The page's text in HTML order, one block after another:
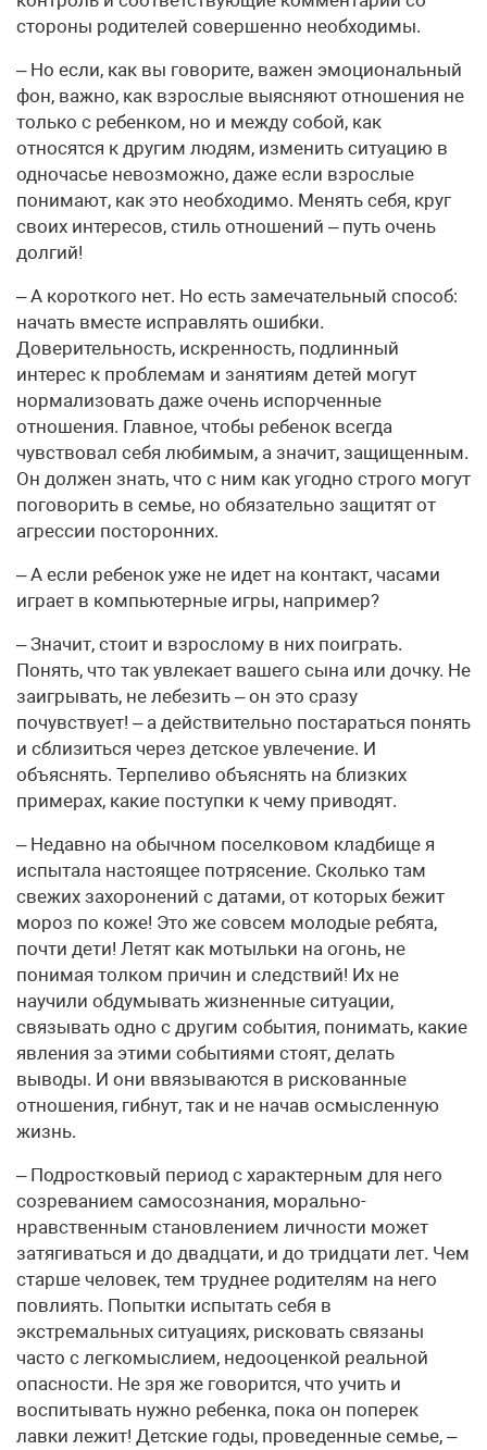
стороны родителей совершенно необходимы.
– Но если, как вы говорите, важен эмоциональный
фон, важно, как взрослые выясняют отношения не
только с ребенком, но и между собой, как
относятся к другим людям, изменить ситуацию в
одночасье невозможно, даже если взрослые
понимают, как это необходимо. Менять себя, круг
своих интересов, стиль отношений – путь очень
долгий!
– А короткого нет. Но есть замечательный способ:
начать вместе исправлять ошибки.
Доверительность, искренность, подлинный
интерес к проблемам и занятиям детей могут
нормализовать даже очень испорченные
отношения. Главное, чтобы ребенок всегда
чувствовал себя любимым, а значит, защищенным.
Он должен знать, что с ним как угодно строго могут
поговорить в семье, но обязательно защитят от
агрессии посторонних.
– А если ребенок уже не идет на контакт, часами
играет в компьютерные игры, например?
– Значит, стоит и взрослому в них поиграть.
Понять, что так увлекает вашего сына или дочку. Не
заигрывать, не лебезить – он это сразу
почувствует! – а действительно постараться понять
и сблизиться через детское увлечение. И
объяснять. Терпеливо объяснять на близких
примерах, какие поступки к чему приводят.
– Недавно на обычном поселковом кладбище я
испытала настоящее потрясение. Сколько там
свежих захоронений с датами, от которых бежит
мороз по коже! Это же совсем молодые ребята,
почти дети! Летят как мотыльки на огонь, не
понимая толком причин и следствий! Их не
научили обдумывать жизненные ситуации,
связывать одно с другим события, понимать, какие
явления за этими событиями стоят, делать
выводы. И они ввязываются в рискованные
отношения, гибнут, так и не начав осмысленную
жизнь.
– Подростковый период с характерным для него
созреванием самосознания, морально-
нравственным становлением личности может
затягиваться и до двадцати, и до тридцати лет. Чем
старше человек, тем труднее родителям на него
повлиять. Попытки испытать себя в
экстремальных ситуациях, рисковать связаны
часто с легкомыслием, недооценкой реальной
опасности. Не зря же говорится, что учить и
воспитывать нужно ребенка, пока он поперек
лавки лежит! Детские годы, проведенные семье, –